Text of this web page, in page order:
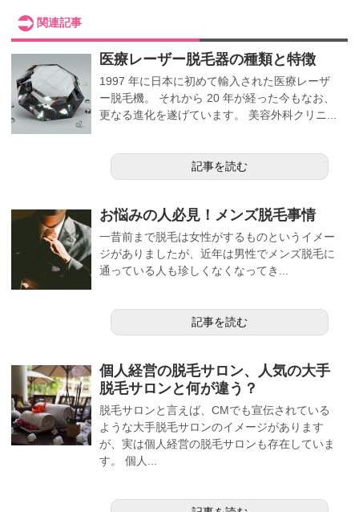
関連記事
医療レーザー脱毛器の種類と特徴
1997 年に日本に初めて輸入された医療レーザ
ー脱毛機。 それから 20 年が経った今もなお、
更なる進化を遂げています。 美容外科クリニ...
記事を読む
お悩みの人必見！メンズ脱毛事情
一昔前まで脱毛は女性がするものというイメー
ジがありましたが、近年は男性でメンズ脱毛に
通っている人も珍しくなくなってき...
記事を読む
個人経営の脱毛サロン、人気の大手
脱毛サロンと何が違う？
脱毛サロンと言えば、CMでも宣伝されている
ような大手脱毛サロンのイメージがあります
が、実は個人経営の脱毛サロンも存在していま
す。 個人...